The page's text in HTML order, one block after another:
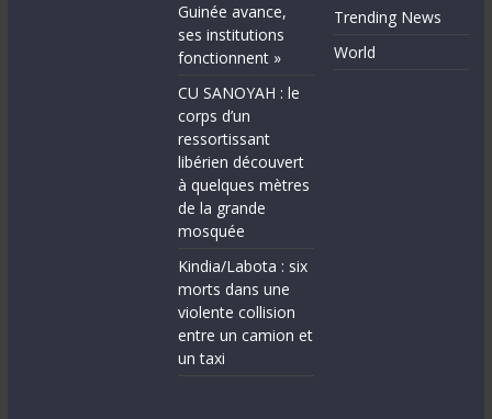
Guinée avance,
ses institutions
fonctionnent »
CU SANOYAH : le
corps d’un
ressortissant
libérien découvert
à quelques mètres
de la grande
mosquée
Kindia/Labota : six
morts dans une
violente collision
entre un camion et
un taxi
Trending News
World